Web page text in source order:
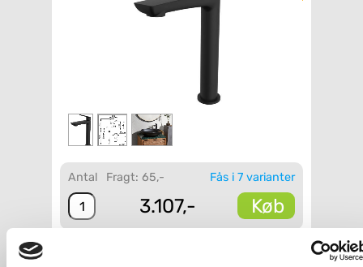
Fås i 7 varianter
Antal Fragt: 65,-
3.107,- Køb